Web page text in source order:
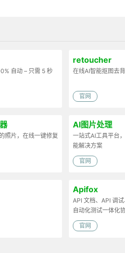
自动 – 只需 5 秒
retoucher
在线AI智能抠图去
官网
照片，在线一键修复
AI图片处理
一站式AI工具平台
能解决方案
官网
Apifox
API 文档、API 调
自动化测试一体化
官网